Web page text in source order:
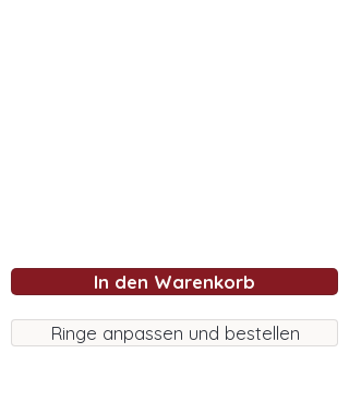
In den Warenkorb
Ringe anpassen und bestellen